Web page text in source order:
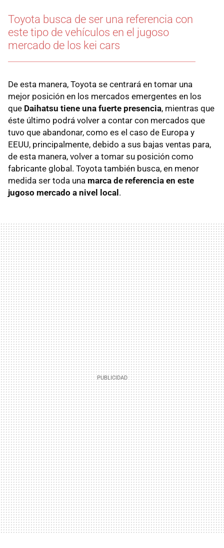
Toyota busca de ser una referencia con
este tipo de vehículos en el jugoso
mercado de los kei cars
De esta manera, Toyota se centrará en tomar una
mejor posición en los mercados emergentes en los
que Daihatsu tiene una fuerte presencia, mientras que
éste último podrá volver a contar con mercados que
tuvo que abandonar, como es el caso de Europa y
EEUU, principalmente, debido a sus bajas ventas para,
de esta manera, volver a tomar su posición como
fabricante global. Toyota también busca, en menor
medida ser toda una marca de referencia en este
jugoso mercado a nivel local .